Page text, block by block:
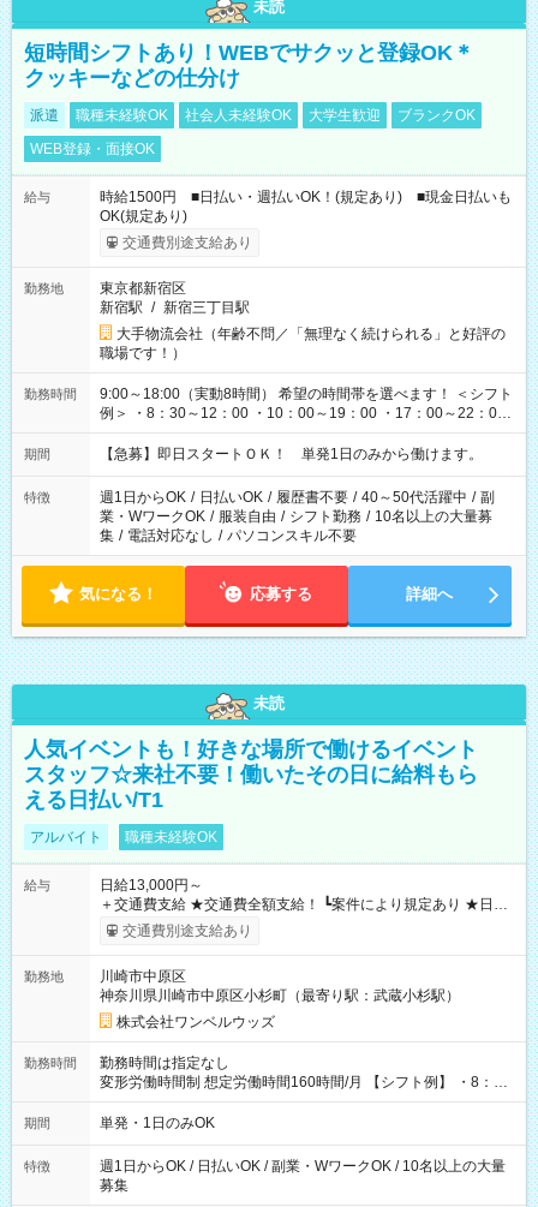
未読
短時間シフトあり！WEBでサクッと登録OK＊
クッキーなどの仕分け
派遣 職種未経験OK 社会人未経験OK 大学生歓迎
ブランクOK
WEB登録・面接OK
給与
時給1500円 ■日払い・週払いOK！(規定あり) ■現金日払いも
OK(規定あり)
交通費別途支給あり
勤務地
東京都新宿区
新宿駅 / 新宿三丁目駅
大手物流会社（年齢不問／「無理なく続けられる」と好評の
職場です！）
勤務時間
9:00～18:00（実動8時間） 希望の時間帯を選べます！ ＜シフト
例＞ ・8：30～12：00 ・10：00～19：00 ・17：00～22：00
・13：00～22：00 ・22：00～翌6：00 など
期間 【急募】即日スタートＯＫ！ 単発1日のみから働けます。
特徴 週1日からOK / 日払いOK / 履歴書不要 / 40～50代活躍中 / 副
業・WワークOK / 服装自由 / シフト勤務 / 10名以上の大量募
集 / 電話対応なし / パソコンスキル不要
気になる！ 応募する 詳細へ
未読
人気イベントも！好きな場所で働けるイベント
スタッフ☆来社不要！働いたその日に給料もら
える日払い/T1
アルバイト 職種未経験OK
給与
日給13,000円～
＋交通費支給 ★交通費全額支給！ ┗案件により規定あり ★日払
いOK！（規定あり） ┗働いたその日に現金GET♪ お仕事後はコ
ンビニATMから 日払い分を引き落とせます！ 【試用期間】試
交通費別途支給あり
勤務地
川崎市中原区
神奈川県川崎市中原区小杉町（最寄り駅：武蔵小杉駅）
株式会社ワンベルウッズ
勤務時間
勤務時間は指定なし
変形労働時間制 想定労働時間160時間/月 【シフト例】 ・8：00
～21：00
期間 単発・1日のみOK
特徴
週1日からOK / 日払いOK / 副業・WワークOK / 10名以上の大量
募集